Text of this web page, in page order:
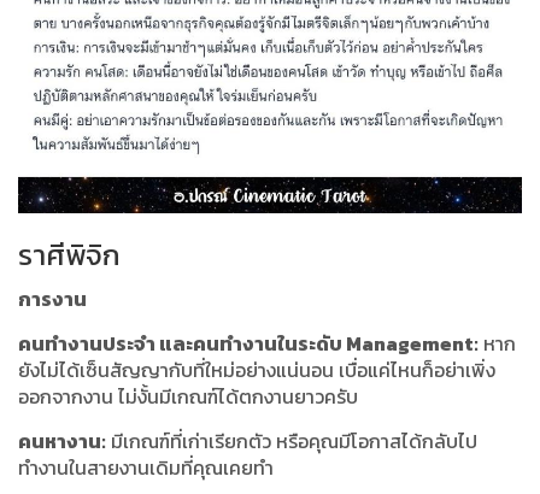
ราศีพิจิก
การงาน
คนทำงานประจำ และคนทำงานในระดับ Management: หาก
ยังไม่ได้เซ็นสัญญากับที่ใหม่อย่างแน่นอน เบื่อแค่ไหนก็อย่าเพิ่ง
ออกจากงาน ไม่งั้นมีเกณฑ์ได้ตกงานยาวครับ
คนหางาน: มีเกณฑ์ที่เก่าเรียกตัว หรือคุณมีโอกาสได้กลับไป
ทำงานในสายงานเดิมที่คุณเคยทำ